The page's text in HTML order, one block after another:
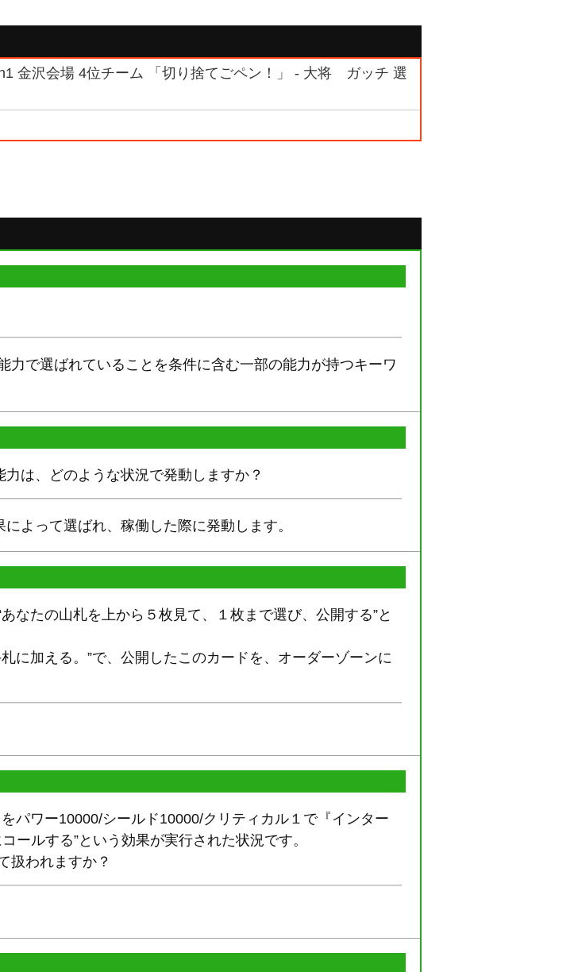
金沢会場 4位チーム 「切り捨てごペン！」 - 大将 ガッチ 選
力で選ばれていることを条件に含む一部の能力が持つキーワ
は、どのような状況で発動しますか？
よって選ばれ、稼働した際に発動します。
なたの山札を上から５枚見て、１枚まで選び、公開する”と
に加える。”で、公開したこのカードを、オーダーゾーンに
パワー10000/シールド10000/クリティカル１で『インター
ールする”という効果が実行された状況です。
扱われますか？